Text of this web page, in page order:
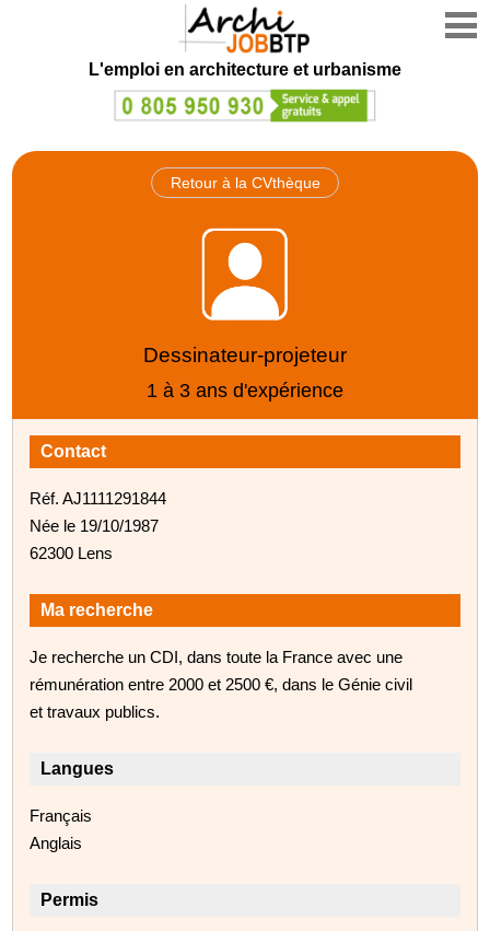
L'emploi en architecture et urbanisme
Retour à la CVthèque
Dessinateur-projeteur
1 à 3 ans d'expérience
Contact
Réf. AJ1111291844
Née le 19/10/1987
62300 Lens
Ma recherche
Je recherche un CDI, dans toute la France avec une
rémunération entre 2000 et 2500 €, dans le Génie civil
et travaux publics.
Langues
Français
Anglais
Permis